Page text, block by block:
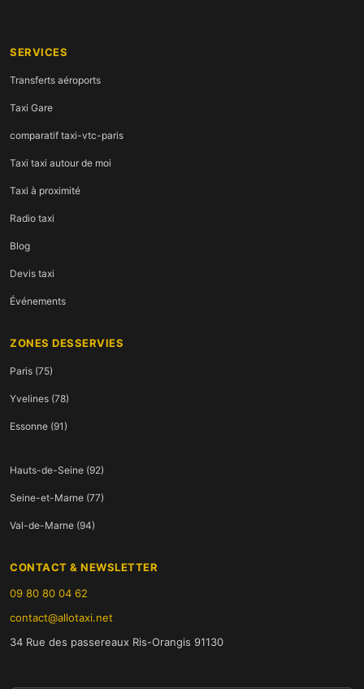
SERVICES
Transferts aéroports
Taxi Gare
comparatif taxi-vtc-paris
Taxi taxi autour de moi
Taxi à proximité
Radio taxi
Blog
Devis taxi
Événements
ZONES DESSERVIES
Paris (75)
Yvelines (78)
Essonne (91)
Hauts-de-Seine (92)
Seine-et-Marne (77)
Val-de-Marne (94)
CONTACT & NEWSLETTER
09 80 80 04 62
contact@allotaxi.net
34 Rue des passereaux Ris-Orangis 91130